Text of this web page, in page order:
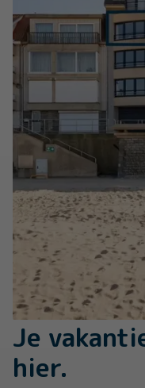
Je
hier.